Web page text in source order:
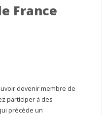
France
devenir membre de
participer à des
précède un